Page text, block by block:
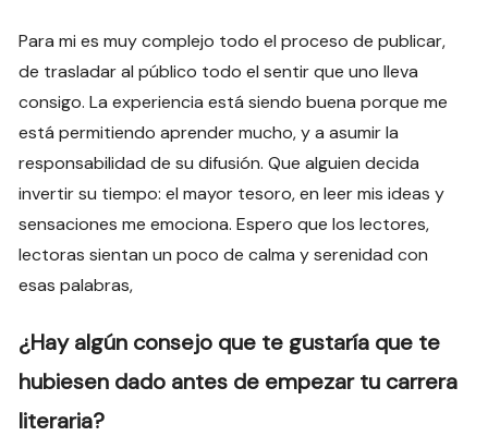
Para mi es muy complejo todo el proceso de publicar,
de trasladar al público todo el sentir que uno lleva
consigo. La experiencia está siendo buena porque me
está permitiendo aprender mucho, y a asumir la
responsabilidad de su difusión. Que alguien decida
invertir su tiempo: el mayor tesoro, en leer mis ideas y
sensaciones me emociona. Espero que los lectores,
lectoras sientan un poco de calma y serenidad con
esas palabras,
¿Hay algún consejo que te gustaría que te
hubiesen dado antes de empezar tu carrera
literaria?